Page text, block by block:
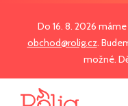
Do 16. 8. 2026
obchod@rolig.cz.
možné.